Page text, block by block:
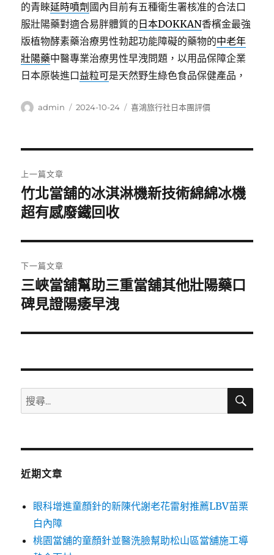
的青睞延時噴劑 國內目前有五種衛生署核准的合法口
服壯陽藥對適合易胖體質的 日本DOKKAN香檳金最強
版植物酵素藥治療男性勃起功能障礙的藥物的中老年
壯陽藥中醫專業治療男性早洩問題，以用品保障企業
日本原裝進口益粒可是天然野生綠色食品保健產品，
作
admin
發
2024-10-24
分
喜鴻旅行社日本團評價
章
導
覽
上一篇文章
上
一
文
章:
竹北當舖的冰淇淋機新技術綿綿冰機
超有感廢鐵回收
下一篇文章
下
一
文
三峽當舖幫助三重當舖其他壯陽藥口
碑見證陽痿早洩
搜
尋
鍵
搜
近期文章
眼科增進童顏針的新陳代謝老花雷射推薦LBV苗栗
白內障
桃園當舖的童顏針並醫洗臉幫助松山區當舖施工導